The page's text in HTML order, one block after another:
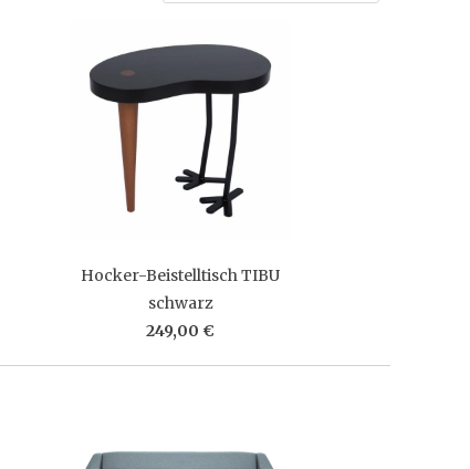
Hocker-Beistelltisch TIBU
schwarz
249,00 €